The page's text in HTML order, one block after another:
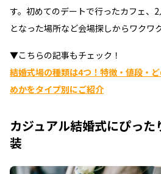
す。初めてのデートで行ったカフェ、
となった場所など会場探しからワクワ
▼こちらの記事もチェック！
結婚式場の種類は4つ！特徴・値段・
めかをタイプ別にご紹介
カジュアル結婚式にぴっ
装